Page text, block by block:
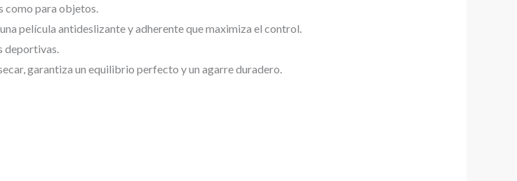
como para objetos.
película antideslizante y adherente que maximiza el control.
deportivas.
garantiza un equilibrio perfecto y un agarre duradero.